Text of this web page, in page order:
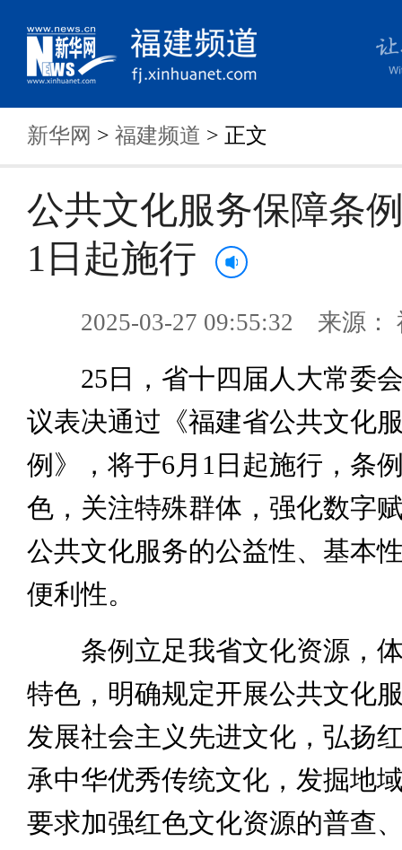
新华网 > 福建频道 > 正文
公共文化服务保障条
1日起施行
2025-03-27 09:55:32 来源：
25日，省十四届人大常委会
议表决通过《福建省公共文化
例》，将于6月1日起施行，条
色，关注特殊群体，强化数字
公共文化服务的公益性、基本
便利性。
条例立足我省文化资源，体
特色，明确规定开展公共文化
发展社会主义先进文化，弘扬
承中华优秀传统文化，发掘地
要求加强红色文化资源的普查